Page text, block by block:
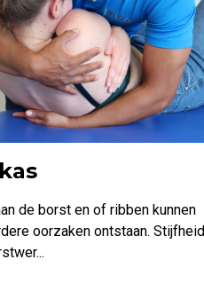
de borst en of ribben kunnen
oorzaken ontstaan. Stijfheid